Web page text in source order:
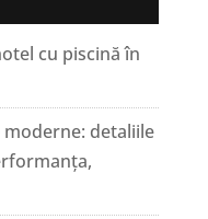
cu piscină în
detaliile